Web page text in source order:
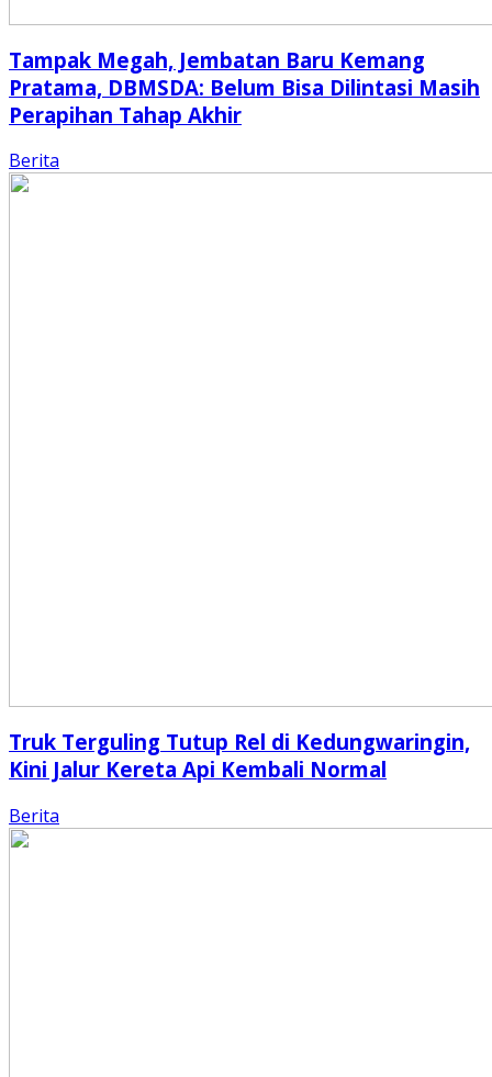
Tampak Megah, Jembatan Baru Kemang
Pratama, DBMSDA: Belum Bisa Dilintasi Masih
Perapihan Tahap Akhir
Berita
Truk Terguling Tutup Rel di Kedungwaringin,
Kini Jalur Kereta Api Kembali Normal
Berita